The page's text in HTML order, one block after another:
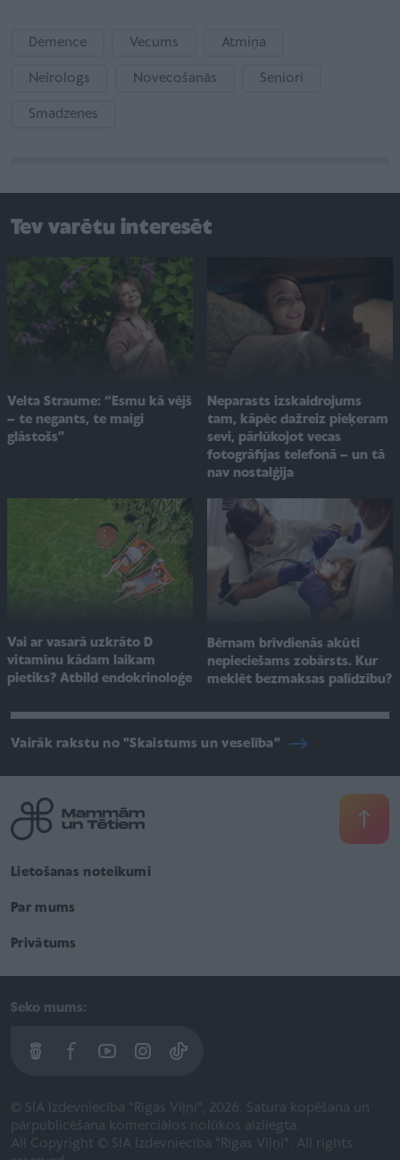
Demence Vecums Atmiņa
Neirologs Novecošanās Seniori
Smadzenes
Tev varētu interesēt
Velta Straume: “Esmu kā vējš
– te negants, te maigi
glāstošs”
Neparasts izskaidrojums
tam, kāpēc dažreiz pieķeram
sevi, pārlūkojot vecas
fotogrāfijas telefonā – un tā
nav nostalģija
Vai ar vasarā uzkrāto D
vitamīnu kādam laikam
pietiks? Atbild endokrinoloģe
Bērnam brīvdienās akūti
nepieciešams zobārsts. Kur
meklēt bezmaksas palīdzību?
Vairāk rakstu no "Skaistums un veselība"
Lietošanas noteikumi
Par mums
Privātums
Seko mums:
© SIA Izdevniecība "Rīgas Viļņi", 2026. Satura kopēšana un
pārpublicēšana komerciālos nolūkos aizliegta.
All Copyright © SIA Izdevniecība "Rīgas Viļņi". All rights